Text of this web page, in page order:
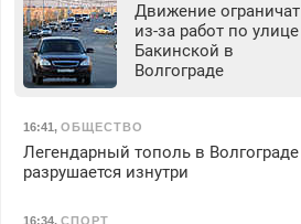
Движение ограничат
из-за работ по улице
Бакинской в
Волгограде
16:41, ОБЩЕСТВО
Легендарный тополь в Волгограде
разрушается изнутри
16:34, СПОРТ